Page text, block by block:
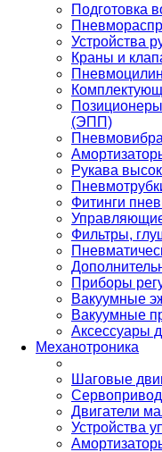
Подготовка
Устройства
Краны и
(ЭПП)
Рукава
Фитинги
Фильтры,
Приборы
Вакуумные
Вакуумные
Аксессуары
Механотроника
Шаговые
Двигатели
Устройства